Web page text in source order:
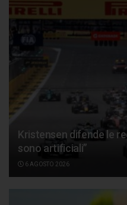
Kristensen difende le
sono artificiali”
6 AGOSTO 2026